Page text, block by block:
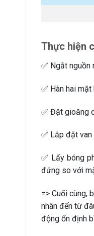
Thực hiện
✅ Ngắt
✅ Hàn hai
✅ Đặt gioăng
✅ Lắp đặt
✅ Lấy bóng
đứng so với
=> Cuối cùng,
nhân đến từ
động ổn định